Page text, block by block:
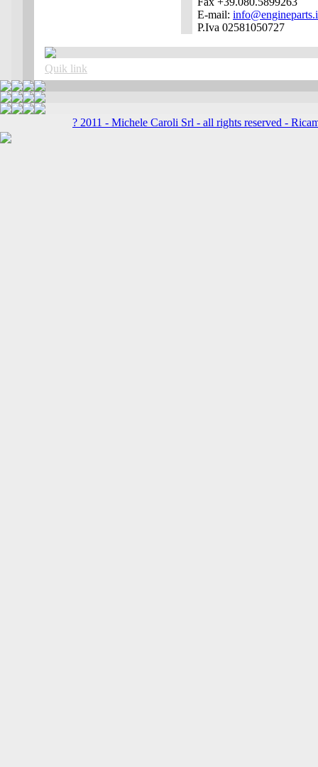
E-mail:
P.Iva 02581050727
Quik link
? 2011 - Michele Caroli Srl - all rights reserved -